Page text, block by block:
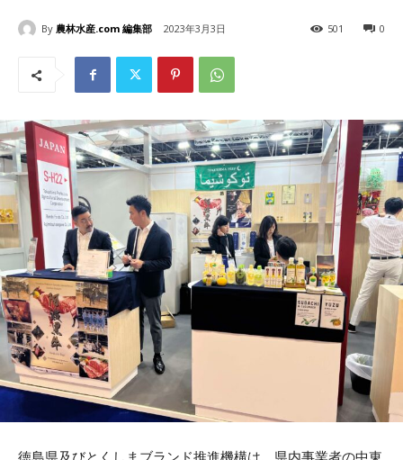
By 農林水産.com 編集部 2023年3月3日 0
501